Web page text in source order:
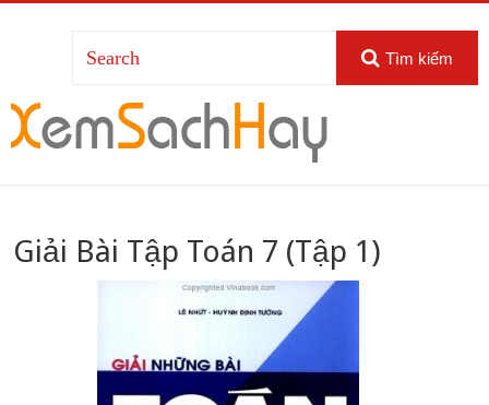
Tìm kiếm
Giải Bài Tập Toán 7 (Tập 1)